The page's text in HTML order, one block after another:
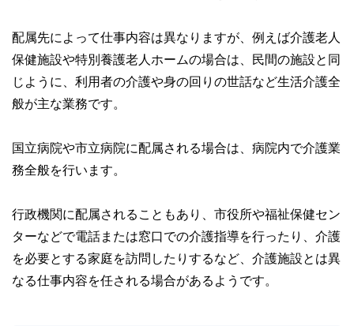
配属先によって仕事内容は異なりますが、例えば介護老人
保健施設や特別養護老人ホームの場合は、民間の施設と同
じように、利用者の介護や身の回りの世話など生活介護全
般が主な業務です。
国立病院や市立病院に配属される場合は、病院内で介護業
務全般を行います。
行政機関に配属されることもあり、市役所や福祉保健セン
ターなどで電話または窓口での介護指導を行ったり、介護
を必要とする家庭を訪問したりするなど、介護施設とは異
なる仕事内容を任される場合があるようです。